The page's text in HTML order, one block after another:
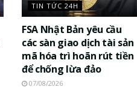
TIN TỨC 24H
FSA Nhật Bản yêu cầu
các sàn giao dịch tài sản
mã hóa trì hoãn rút tiền
để chống lừa đảo
07/08/2026